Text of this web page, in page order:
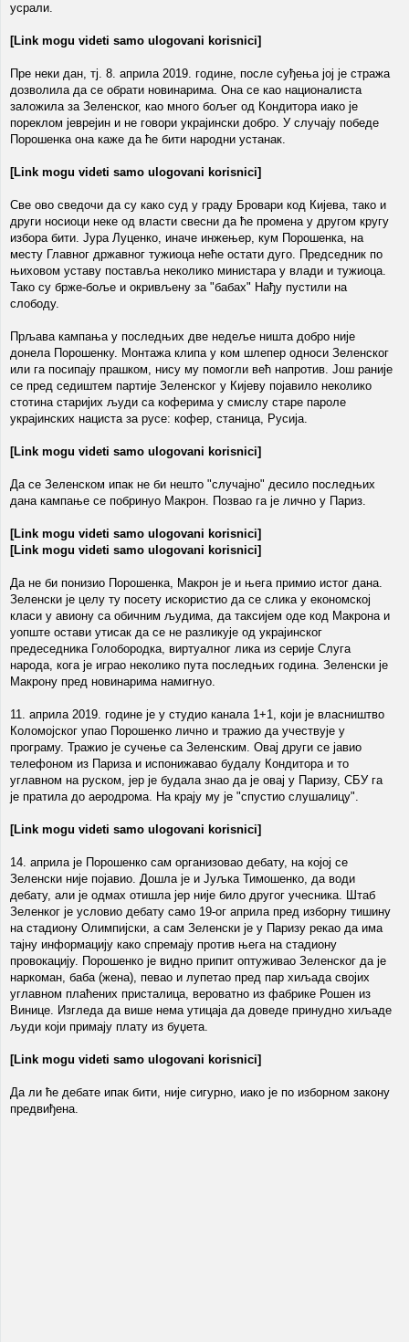
усрали.
[Link mogu videti samo ulogovani korisnici]
Пре неки дан, тј. 8. априла 2019. године, после суђења јој је стража
дозволила да се обрати новинарима. Она се као националиста
заложила за Зеленског, као много бољег од Кондитора иако је
пореклом јеврејин и не говори украјински добро. У случају победе
Порошенка она каже да ће бити народни устанак.
[Link mogu videti samo ulogovani korisnici]
Све ово сведочи да су како суд у граду Бровари код Кијева, тако и
други носиоци неке од власти свесни да ће промена у другом кругу
избора бити. Јура Луценко, иначе инжењер, кум Порошенка, на
месту Главног државног тужиоца неће остати дуго. Председник по
њиховом уставу поставља неколико министара у влади и тужиоца.
Тако су брже-боље и окривљену за "бабах" Нађу пустили на
слободу.
Прљава кампања у последњих две недеље ништа добро није
донела Порошенку. Монтажа клипа у ком шлепер односи Зеленског
или га посипају прашком, нису му помогли већ напротив. Још раније
се пред седиштем партије Зеленског у Кијеву појавило неколико
стотина старијих људи са коферима у смислу старе пароле
украјинских нациста за русе: кофер, станица, Русија.
[Link mogu videti samo ulogovani korisnici]
Да се Зеленском ипак не би нешто "случајно" десило последњих
дана кампање се побринуо Макрон. Позвао га је лично у Париз.
[Link mogu videti samo ulogovani korisnici]
[Link mogu videti samo ulogovani korisnici]
Да не би понизио Порошенка, Макрон је и њега примио истог дана.
Зеленски је целу ту посету искористио да се слика у економској
класи у авиону са обичним људима, да таксијем оде код Макрона и
уопште остави утисак да се не разликује од украјинског
предеседника Голобородка, виртуалног лика из серије Слуга
народа, кога је играо неколико пута последњих година. Зеленски је
Макрону пред новинарима намигнуо.
11. априла 2019. године је у студио канала 1+1, који је власништво
Коломојског упао Порошенко лично и тражио да учествује у
програму. Тражио је сучење са Зеленским. Овај други се јавио
телефоном из Париза и испонижавао будалу Кондитора и то
углавном на руском, јер је будала знао да је овај у Паризу, СБУ га
је пратила до аеродрома. На крају му је "спустио слушалицу".
[Link mogu videti samo ulogovani korisnici]
14. априла је Порошенко сам организовао дебату, на којој се
Зеленски није појавио. Дошла је и Јуљка Тимошенко, да води
дебату, али је одмах отишла јер није било другог учесника. Штаб
Зеленког је условио дебату само 19-ог априла пред изборну тишину
на стадиону Олимпијски, а сам Зеленски је у Паризу рекао да има
тајну информацију како спремају против њега на стадиону
провокацију. Порошенко је видно припит оптуживао Зеленског да је
наркоман, баба (жена), певао и лупетао пред пар хиљада својих
углавном плаћених присталица, вероватно из фабрике Рошен из
Винице. Изгледа да више нема утицаја да доведе принудно хиљаде
људи који примају плату из буџета.
[Link mogu videti samo ulogovani korisnici]
Да ли ће дебате ипак бити, није сигурно, иако је по изборном закону
предвиђена.